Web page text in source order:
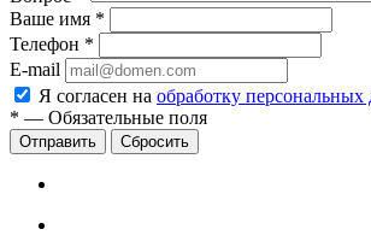
Ваше имя *
Телефон *
E-mail
Я согласен на обработку
* — Обязательные поля
Сбросить